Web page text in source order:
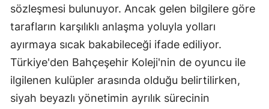
sözleşmesi bulunuyor. Ancak gelen bilgilere göre
tarafların karşılıklı anlaşma yoluyla yolları
ayırmaya sıcak bakabileceği ifade ediliyor.
Türkiye'den Bahçeşehir Koleji'nin de oyuncu ile
ilgilenen kulüpler arasında olduğu belirtilirken,
siyah beyazlı yönetimin ayrılık sürecinin